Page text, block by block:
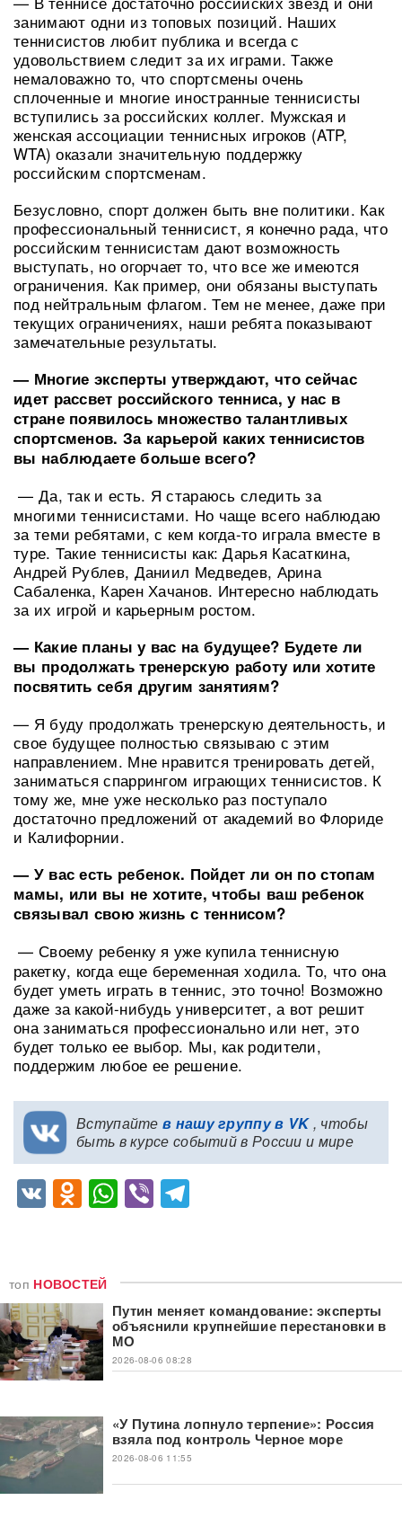
занимают одни из топовых позиций. Наших
теннисистов любит публика и всегда с
удовольствием следит за их играми. Также
немаловажно то, что спортсмены очень
сплоченные и многие иностранные теннисисты
вступились за российских коллег. Мужская и
женская ассоциации теннисных игроков (ATP,
WTA) оказали значительную поддержку
российским спортсменам.
Безусловно, спорт должен быть вне политики. Как
профессиональный теннисист, я конечно рада, что
российским теннисистам дают возможность
выступать, но огорчает то, что все же имеются
ограничения. Как пример, они обязаны выступать
под нейтральным флагом. Тем не менее, даже при
текущих ограничениях, наши ребята показывают
замечательные результаты.
— Многие эксперты утверждают, что сейчас
идет рассвет российского тенниса, у нас в
стране появилось множество талантливых
спортсменов. За карьерой каких теннисистов
вы наблюдаете больше всего?
— Да, так и есть. Я стараюсь следить за
многими теннисистами. Но чаще всего наблюдаю
за теми ребятами, с кем когда-то играла вместе в
туре. Такие теннисисты как: Дарья Касаткина,
Андрей Рублев, Даниил Медведев, Арина
Сабаленка, Карен Хачанов. Интересно наблюдать
за их игрой и карьерным ростом.
— Какие планы у вас на будущее? Будете ли
вы продолжать тренерскую работу или хотите
посвятить себя другим занятиям?
— Я буду продолжать тренерскую деятельность, и
свое будущее полностью связываю с этим
направлением. Мне нравится тренировать детей,
заниматься спаррингом играющих теннисистов. К
тому же, мне уже несколько раз поступало
достаточно предложений от академий во Флориде
и Калифорнии.
— У вас есть ребенок. Пойдет ли он по стопам
мамы, или вы не хотите, чтобы ваш ребенок
связывал свою жизнь с теннисом?
— Своему ребенку я уже купила теннисную
ракетку, когда еще беременная ходила. То, что она
будет уметь играть в теннис, это точно! Возможно
даже за какой-нибудь университет, а вот решит
она заниматься профессионально или нет, это
будет только ее выбор. Мы, как родители,
поддержим любое ее решение.
Вступайте в нашу группу в VK, чтобы
быть в курсе событий в России и мире
VKOdnoklassniki
WhatsApp
Viber
топ НОВОСТЕЙ
Путин меняет командование: эксперты
объяснили крупнейшие перестановки в
МО
2026-08-06 08:28
«У Путина лопнуло терпение»: Россия
взяла под контроль Черное море
2026-08-06 11:55